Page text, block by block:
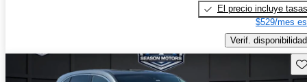
El precio incluye tasas
$529/mes
Verif. disponibilidad